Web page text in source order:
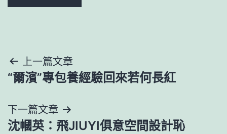
文
章
導
上一篇文章
“爾濱”專包養經驗回來若何長紅
下一篇文章
沈幗英：飛JIUYI俱意空間設計恥